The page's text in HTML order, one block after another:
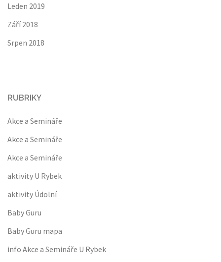
Leden 2019
Září 2018
Srpen 2018
RUBRIKY
Akce a Semináře
Akce a Semináře
Akce a Semináře
aktivity U Rybek
aktivity Údolní
Baby Guru
Baby Guru mapa
info Akce a Semináře U Rybek